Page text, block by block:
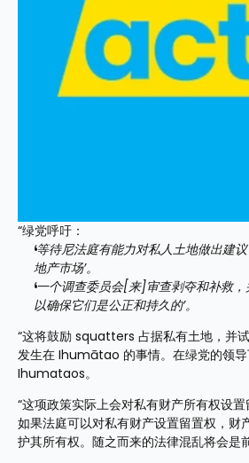
“绿党呼吁：
‘等待尼法庭有能力对私人土地做出建
地产市场’。
‘一个调查委员会[来]审查剥夺和补救，
以确保它们是公正和持久的’。
“这将鼓励 squatters 占据私有土地，并
发生在 Ihumātao 的事情。在绿党的领
Ihumataos。
“这项政策实际上会对私有财产所有权设置
如果法庭可以对私有财产设置留置权，财
护其所有权。随之而来的法律混乱将会是